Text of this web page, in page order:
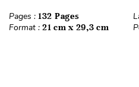
Pages : 132 Pages
Format : 21 cm x 29,3 cm